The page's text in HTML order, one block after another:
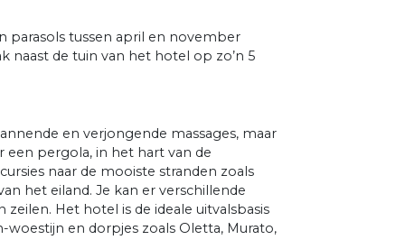
tussen april en november
naast de tuin van het hotel op zo’n 5
en verjongende massages, maar
pergola, in het hart van de
naar de mooiste stranden zoals
het eiland. Je kan er verschillende
Het hotel is de ideale uitvalsbasis
woestijn en dorpjes zoals Oletta, Murato,